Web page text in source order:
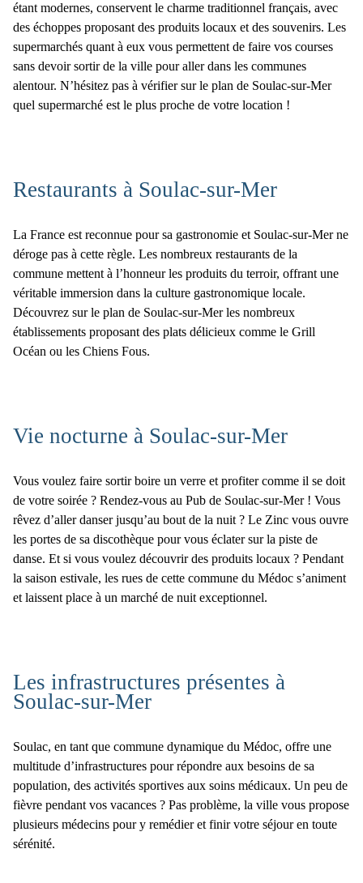
étant modernes, conservent le charme traditionnel français, avec
des échoppes proposant des produits locaux et des souvenirs. Les
supermarchés quant à eux vous permettent de faire vos courses
sans devoir sortir de la ville pour aller dans les communes
alentour. N’hésitez pas à vérifier sur le plan de Soulac-sur-Mer
quel supermarché est le plus proche de votre location !
Restaurants à Soulac-sur-Mer
La France est reconnue pour sa gastronomie et Soulac-sur-Mer ne
déroge pas à cette règle. Les nombreux restaurants de la
commune mettent à l’honneur les produits du terroir, offrant une
véritable immersion dans la culture gastronomique locale.
Découvrez sur le plan de Soulac-sur-Merles nombreux
établissements proposant des plats délicieux comme le Grill
Océan ou les Chiens Fous.
Vie nocturne à Soulac-sur-Mer
Vous voulez faire sortir boire un verre et profiter comme il se doit
de votre soirée ? Rendez-vous au Pub de Soulac-sur-Mer ! Vous
rêvez d’aller danser jusqu’au bout de la nuit ? Le Zinc vous ouvre
les portes de sa discothèque pour vous éclater sur la piste de
danse. Et si vous voulez découvrir des produits locaux ? Pendant
la saison estivale, les rues de cette commune du Médoc s’animent
et laissent place à un marché de nuit exceptionnel.
Les infrastructures présentes à
Soulac-sur-Mer
Soulac, en tant que commune dynamique du Médoc, offre une
multitude d’infrastructures pour répondre aux besoins de sa
population, des activités sportives aux soins médicaux. Un peu de
fièvre pendant vos vacances ? Pas problème, la ville vous propose
plusieurs médecins pour y remédier et finir votre séjour en toute
sérénité.